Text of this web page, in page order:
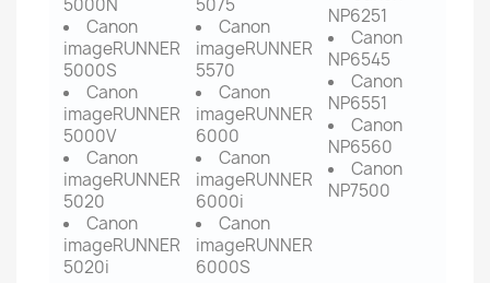
5000N
Canon
imageRUNNER
5000S
Canon
imageRUNNER
5000V
Canon
imageRUNNER
5020
Canon
imageRUNNER
5020i
5075
Canon
imageRUNNER
5570
Canon
imageRUNNER
6000
Canon
imageRUNNER
6000i
Canon
imageRUNNER
6000S
NP6251
Canon
NP6545
Canon
NP6551
Canon
NP6560
Canon
NP7500